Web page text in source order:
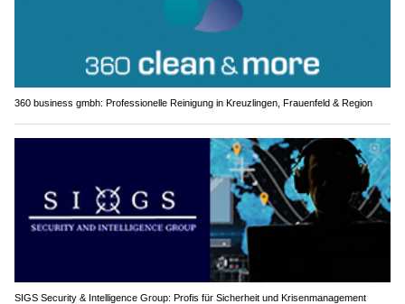
360 business gmbh: Professionelle Reinigung in Kreuzlingen, Frauenfeld & Region
SIGS Security & Intelligence Group: Profis für Sicherheit und Krisenmanagement